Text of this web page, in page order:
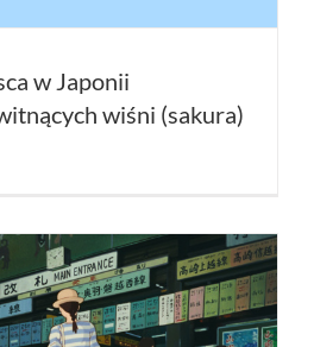
w Japonii
wiśni (sakura)